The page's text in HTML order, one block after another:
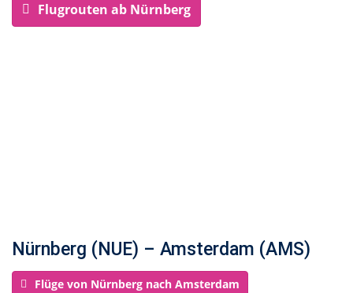
Flugrouten ab Nürnberg
Nürnberg (NUE) – Amsterdam (AMS)
Flüge von Nürnberg nach Amsterdam